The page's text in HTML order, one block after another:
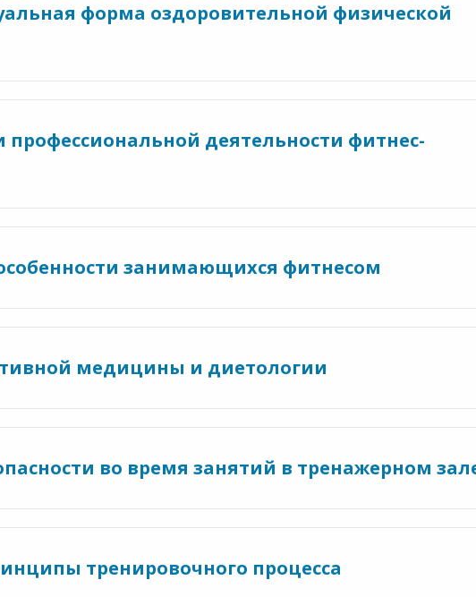
форма оздоровительной физической
деятельности фитнес-
занимающихся фитнесом
медицины и диетологии
во время занятий в тренажерном
тренировочного процесса